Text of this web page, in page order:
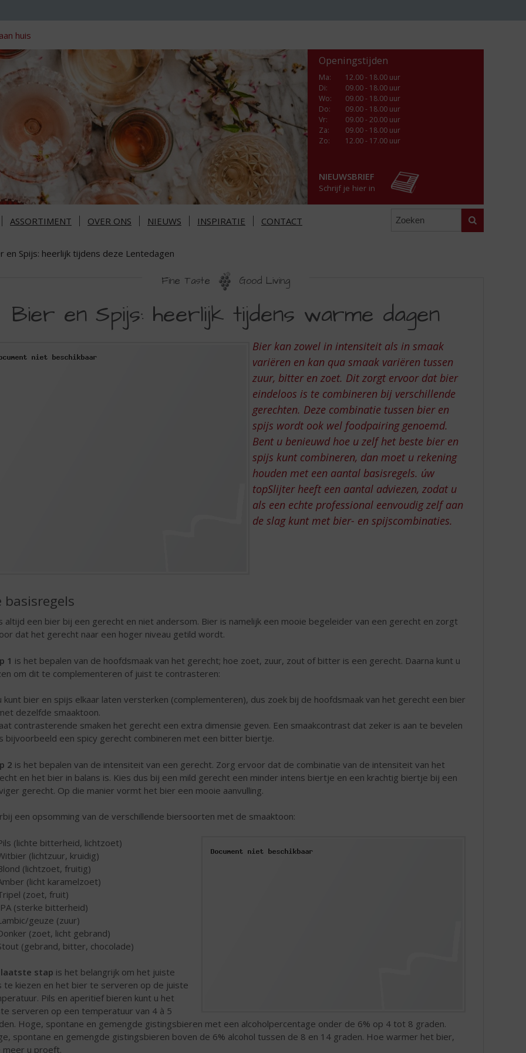
huis
Openingstijden
Ma:
12.00 - 18.00 uur
Di:
09.00 - 18.00 uur
Wo:
09.00 - 18.00 uur
Do:
09.00 - 18.00 uur
Vr:
09.00 - 20.00 uur
Za:
09.00 - 18.00 uur
Zo:
12.00 - 17.00 uur
NIEUWSBRIEF
Schrijf je hier in
ASSORTIMENT OVER ONS NIEUWS INSPIRATIE CONTACT Zoeken
en Spijs: heerlijk tijdens deze Lentedagen
Fine Taste Good Living
Bier en Spijs: heerlijk tijdens warme dagen
Bier kan zowel in intensiteit als in smaak
variëren en kan qua smaak variëren tussen
zuur, bitter en zoet. Dit zorgt ervoor dat bier
eindeloos is te combineren bij verschillende
gerechten. Deze combinatie tussen bier en
spijs wordt ook wel foodpairing genoemd.
Bent u benieuwd hoe u zelf het beste bier en
spijs kunt combineren, dan moet u rekening
houden met een aantal basisregels. úw
topSlijter heeft een aantal adviezen, zodat u
als een echte professional eenvoudig zelf aan
de slag kunt met bier- en spijscombinaties.
basisregels
altijd een bier bij een gerecht en niet andersom. Bier is namelijk een mooie begeleider van een gerecht en zorgt
dat het gerecht naar een hoger niveau getild wordt.
1 is het bepalen van de hoofdsmaak van het gerecht; hoe zoet, zuur, zout of bitter is een gerecht. Daarna kunt u
om dit te complementeren of juist te contrasteren:
kunt bier en spijs elkaar laten versterken (complementeren), dus zoek bij de hoofdsmaak van het gerecht een bier
dezelfde smaaktoon.
contrasterende smaken het gerecht een extra dimensie geven. Een smaakcontrast dat zeker is aan te bevelen
bijvoorbeeld een spicy gerecht combineren met een bitter biertje.
2 is het bepalen van de intensiteit van een gerecht. Zorg ervoor dat de combinatie van de intensiteit van het
en het bier in balans is. Kies dus bij een mild gerecht een minder intens biertje en een krachtig biertje bij een
gerecht. Op die manier vormt het bier een mooie aanvulling.
een opsomming van de verschillende biersoorten met de smaaktoon:
(lichte bitterheid, lichtzoet)
(lichtzuur, kruidig)
(lichtzoet, fruitig)
(licht karamelzoet)
(zoet, fruit)
(sterke bitterheid)
geuze (zuur)
(zoet, licht gebrand)
(gebrand, bitter, chocolade)
stap is het belangrijk om het juiste
te kiezen en het bier te serveren op de juiste
Pils en aperitief bieren kunt u het
serveren op een temperatuur van 4 à 5
Hoge, spontane en gemengde gistingsbieren met een alcoholpercentage onder de 6% op 4 tot 8 graden.
spontane en gemengde gistingsbieren boven de 6% alcohol tussen de 8 en 14 graden. Hoe warmer het bier,
meer u proeft.